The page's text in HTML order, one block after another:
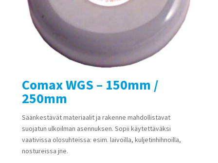
Comax WGS – 150mm /
250mm
Säänkestävät materiaalit ja rakenne mahdollistavat
suojatun ulkoilman asennuksen. Sopii käytettäväksi
vaativissa olosuhteissa: esim. laivoilla, kuljetinhihnoilla,
nostureissa jne.